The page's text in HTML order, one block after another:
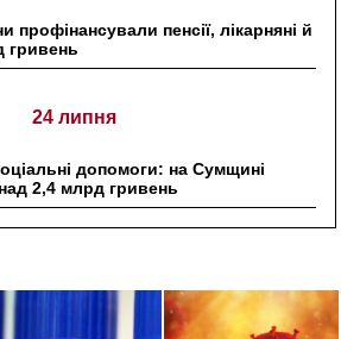
пенсії, лікарняні й
гривень
24 липня
допомоги: на Сумщині
2,4 млрд гривень